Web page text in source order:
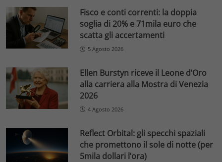
Fisco e conti correnti: la doppia
soglia di 20% e 71mila euro che
scatta gli accertamenti
5 Agosto 2026
Ellen Burstyn riceve il Leone d’Oro
alla carriera alla Mostra di Venezia
2026
4 Agosto 2026
Reflect Orbital: gli specchi spaziali
che promettono il sole di notte (per
5mila dollari l’ora)